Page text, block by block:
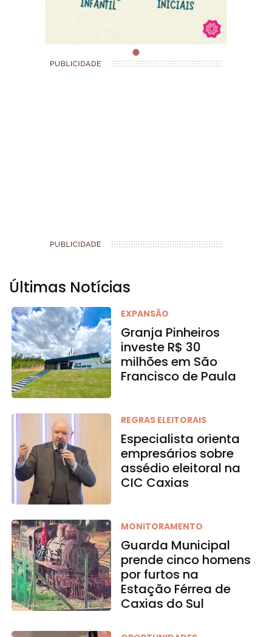
Últimas Notícias
EXPANSÃO
Granja Pinheiros
investe R$ 30
milhões em São
Francisco de Paula
REGRAS ELEITORAIS
Especialista orienta
empresários sobre
assédio eleitoral na
CIC Caxias
MONITORAMENTO
Guarda Municipal
prende cinco homens
por furtos na
Estação Férrea de
Caxias do Sul